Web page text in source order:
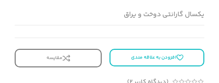
یکسال گارانتی دوخت و یراق
افزودن به علاقه مندی مقایسه